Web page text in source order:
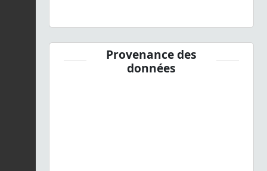
Provenance des
données